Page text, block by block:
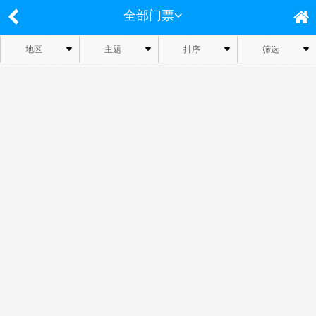
全部门票
地区 主题 排序 筛选